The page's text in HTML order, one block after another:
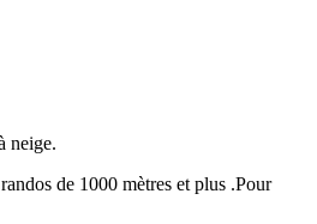
neige.
de 1000 mètres et plus .Pour